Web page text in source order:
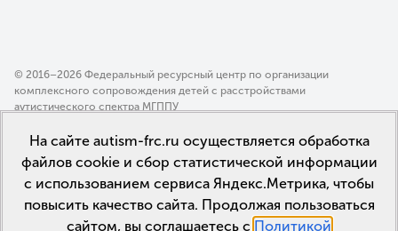
© 2016–2026 Федеральный ресурсный центр по организации
комплексного сопровождения детей с расстройствами
аутистического спектра МГППУ
Политика конфиденциальности
Пользовательское соглашение
На сайте autism-frc.ru осуществляется обработка
файлов cookie и сбор статистической информации
с использованием сервиса Яндекс.Метрика, чтобы
повысить качество сайта. Продолжая пользоваться
сайтом, вы соглашаетесь с Политикой